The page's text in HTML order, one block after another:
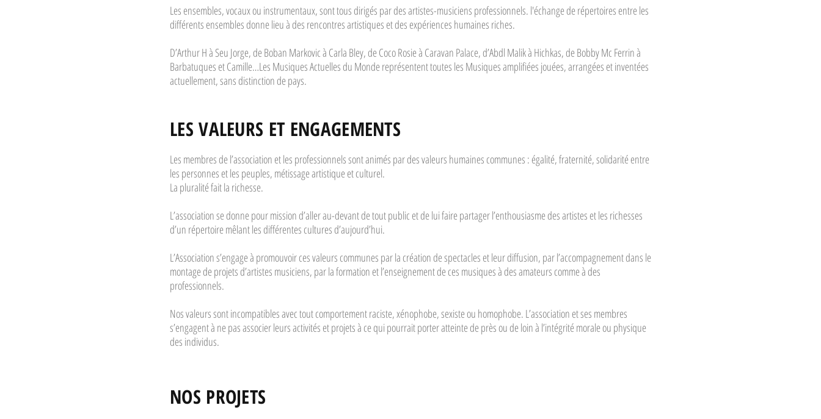
Les ensembles, vocaux ou instrumentaux, sont tous dirigés par des artistes-musiciens professionnels. l'échange de répertoires entre les
différents ensembles donne lieu à des rencontres artistiques et des expériences humaines riches.
D’Arthur H à Seu Jorge, de Boban Markovic à Carla Bley, de Coco Rosie à Caravan Palace, d’Abdl Malik à Hichkas, de Bobby Mc Ferrin à
Barbatuques et Camille…Les Musiques Actuelles du Monde représentent toutes les Musiques amplifiées jouées, arrangées et inventées
actuellement, sans distinction de pays.
LES VALEURS ET ENGAGEMENTS
Les membres de l’association et les professionnels sont animés par des valeurs humaines communes : égalité, fraternité, solidarité entre
les personnes et les peuples, métissage artistique et culturel.
La pluralité fait la richesse.
L’association se donne pour mission d’aller au-devant de tout public et de lui faire partager l’enthousiasme des artistes et les richesses
d’un répertoire mêlant les différentes cultures d’aujourd’hui.
L’Association s’engage à promouvoir ces valeurs communes par la création de spectacles et leur diffusion, par l’accompagnement dans le
montage de projets d’artistes musiciens, par la formation et l’enseignement de ces musiques à des amateurs comme à des
professionnels.
Nos valeurs sont incompatibles avec tout comportement raciste, xénophobe, sexiste ou homophobe. L’association et ses membres
s’engagent à ne pas associer leurs activités et projets à ce qui pourrait porter atteinte de près ou de loin à l’intégrité morale ou physique
des individus.
NOS PROJETS